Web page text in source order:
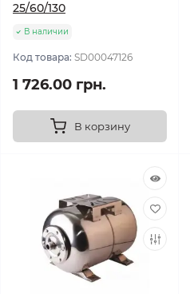
25/60/130
В наличии
Код товара: SD00047126
1 726.00 грн.
В корзину